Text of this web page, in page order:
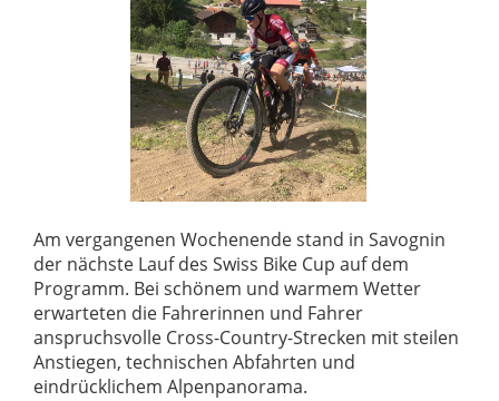
Am vergangenen Wochenende stand in Savognin
der nächste Lauf des Swiss Bike Cup auf dem
Programm. Bei schönem und warmem Wetter
erwarteten die Fahrerinnen und Fahrer
anspruchsvolle Cross-Country-Strecken mit steilen
Anstiegen, technischen Abfahrten und
eindrücklichem Alpenpanorama.